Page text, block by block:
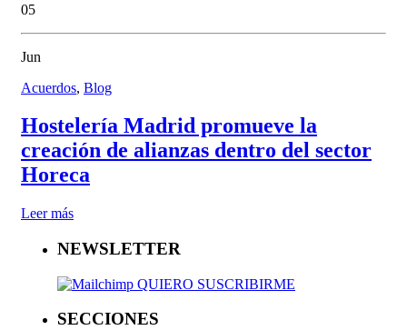
05
Jun
Acuerdos, Blog
Hostelería Madrid promueve la
creación de alianzas dentro del sector
Horeca
Leer más
NEWSLETTER
QUIERO SUSCRIBIRME
SECCIONES